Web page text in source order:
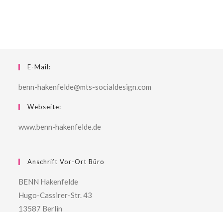
E-Mail:
benn-hakenfelde@mts-socialdesign.com
Webseite:
www.benn-hakenfelde.de
Anschrift Vor-Ort Büro
BENN Hakenfelde
Hugo-Cassirer-Str. 43
13587 Berlin